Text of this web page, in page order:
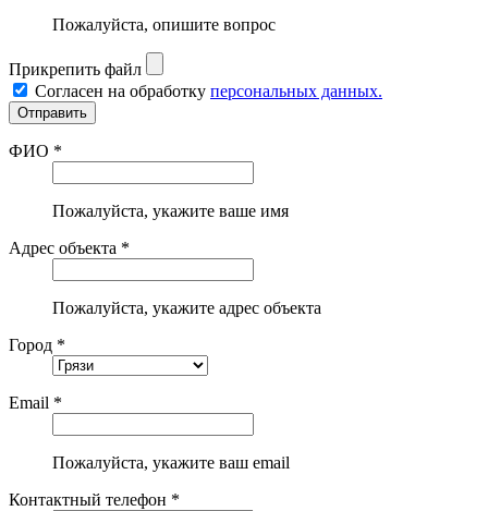
Пожалуйста, опишите вопрос
Прикрепить файл
Согласен на обработку персональных данных.
ФИО *
Пожалуйста, укажите ваше имя
Адрес объекта *
Пожалуйста, укажите адрес объекта
Город *
Email *
Пожалуйста, укажите ваш email
Контактный телефон *